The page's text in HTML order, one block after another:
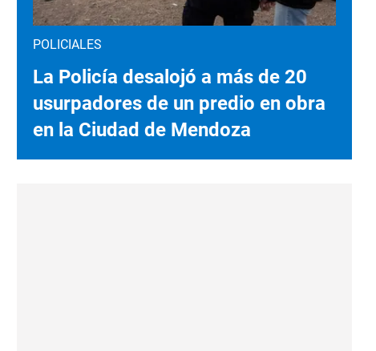
POLICIALES
La Policía desalojó a más de 20
usurpadores de un predio en obra
en la Ciudad de Mendoza